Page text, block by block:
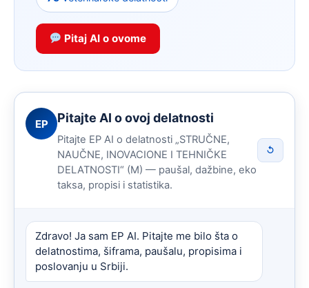
Pitaj AI o ovome
EP Pitajte AI o ovoj delatnosti
Pitajte EP AI o delatnosti „STRUČNE,
NAUČNE, INOVACIONE I TEHNIČKE
DELATNOSTI“ (M) — paušal, dažbine, eko
taksa, propisi i statistika.
↺
Zdravo! Ja sam EP AI. Pitajte me bilo šta o
delatnostima, šiframa, paušalu, propisima i
poslovanju u Srbiji.